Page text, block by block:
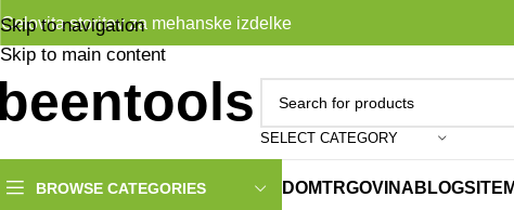
Skip to navigation
Skip to main content
Celovita storitev za mehanske izdelke
SELECT CATEGORY
BROWSE CATEGORIES DOMTRGOVINA BLOG